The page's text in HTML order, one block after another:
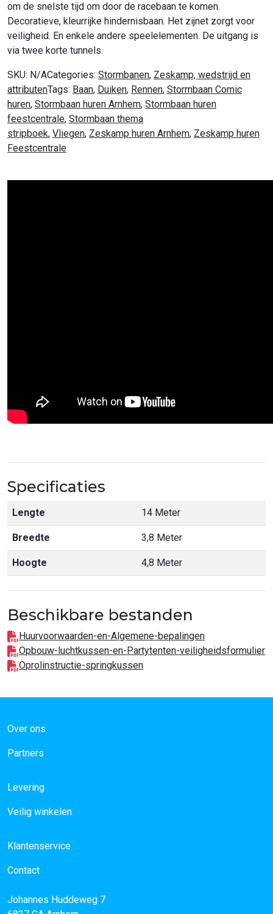
om de snelste tijd om door de racebaan te komen.
Decoratieve, kleurrijke hindernisbaan. Het zijnet zorgt voor
veiligheid. En enkele andere speelelementen. De uitgang is
via twee korte tunnels.
SKU: N/ACategories: Stormbanen, Zeskamp, wedstrijd en
attributenTags: Baan, Duiken, Rennen, Stormbaan Comic
huren, Stormbaan huren Arnhem, Stormbaan huren
feestcentrale, Stormbaan thema
stripboek, Vliegen, Zeskamp huren Arnhem, Zeskamp huren
Feestcentrale
Specificaties
Lengte 14 Meter
Breedte 3,8 Meter
Hoogte 4,8 Meter
Beschikbare bestanden
Huurvoorwaarden-en-Algemene-bepalingen
Opbouw-luchtkussen-en-Partytenten-veiligheidsformulier
Oprolinstructie-springkussen
Over ons
Partners
Levering
Veilig winkelen
Klantenservice
Contact
Johannes Huddeweg 7